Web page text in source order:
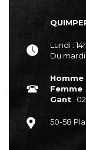
Lundi :
Du mardi
Homme
Femme
Gant :
50-58